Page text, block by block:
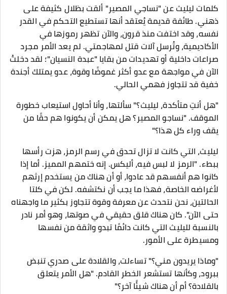
كلمات ليليث عن "نساجي المصير" ألقت بظلال كثيفة على
ذهني. طائفة قديمة يُعتقد أنها تستطيع التحكم في القدر
نفسه، وقد اختفت منذ قرون، والآن تظهر رموزها في
الأكاديمية، وتُرسل آلات قتل لمهاجمتي. لم يعد الأمر مجرد
صراعات داخلية أو تهديدات من بقايا "عبدة النسيان"؛ لقد دخلتُ
الآن في مواجهة مع عدو أكثر غموضًا وقوة، عدو يمتلك أجندة
خفية قد تتجاوز فهمي الحالي.
"هل أنتِ متأكدة، ليليث؟" سألتها، وأنا أحاول استيعاب خطورة
الموقف. "نساجو المصير؟ هل يمكن أن يكونوا هم حقًا من
يقف وراء كل هذا؟"
ليليث، التي كانت لا تزال تحدق في رسم الرمز، هزت رأسها
ببطء. "الرمز لا لبس فيه، أليكس. إنه ختمهم المميز. أما إذا
كانوا هم أنفسهم قد عادوا، أو أن هناك من يستخدم إرثهم
لأغراضه الخاصة، فهذا ما يجب أن نكتشفه. لكن في كلتا
الحالتين، نحن نتحدث عن معرفة وقوة تتجاوز بكثير ما واجهناه
حتى الآن". كان هناك قلق حقيقي في صوتها، وهو أمر نادر
بالنسبة لليليث التي كانت دائمًا تبدو واثقة من نفسها
ومسيطرة على الأمور.
"وماذا يريدون مني؟" تساءلت، والقلادة على صدري تنبض
ببرود، وكأنها تستشعر الخطر القادم. "هل الأمر يتعلق
بالقلادة؟ أم أن هناك شيئًا آخر؟"